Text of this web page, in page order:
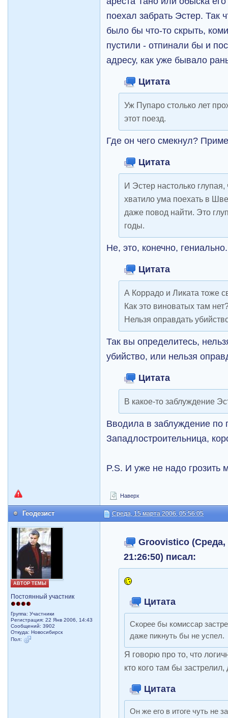
поехал забрать Эстер. Так
было бы что-то скрыть,
пустили - отпинали бы и
адресу, как уже бывало
Цитата
Уж Пупаро столько лет
этот поезд.
Где он чего смекнул?
Цитата
И Эстер настолько глупая,
хватило ума поехать в
даже повод найти. Это
годы.
Не, это, конечно,
Цитата
А Коррадо и Ликата тоже
Как это виноватых там
Нельзя оправдать
Так вы определитесь,
убийство, или нельзя
Цитата
В какое-то заблуждение
Вводила в заблуждение по
Западлостроительница,
P.S. И уже не надо грозить
Наверх
Геодезист Среда, 15 марта 2006, 05:56:05
АВТОР ТЕМЫ
Постоянный участник
Группа: Участники
Регистрация: 22 Янв 2006, 14:43
Сообщений: 3902
Откуда: Новосибирск
Пол:
Groovistico (Среда,
21:26:50) писал:
Цитата
Скорее бы комиссар
даже пикнуть бы не успел.
Я говорю про то, что
кто кого там бы
Цитата
Он же его в итоге чуть не